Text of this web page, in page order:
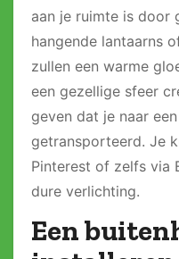
aan je ruimte is door
hangende lantaarns
zullen een warme
een gezellige sfeer
geven dat je naar
getransporteerd. Je
Pinterest of zelfs via
dure verlichting.
Een